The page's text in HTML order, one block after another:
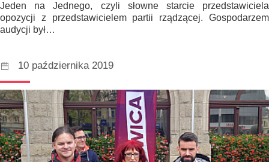
Jeden na Jednego, czyli słowne starcie przedstawiciela
opozycji z przedstawicielem partii rządzącej. Gospodarzem
audycji był…
10 października 2019